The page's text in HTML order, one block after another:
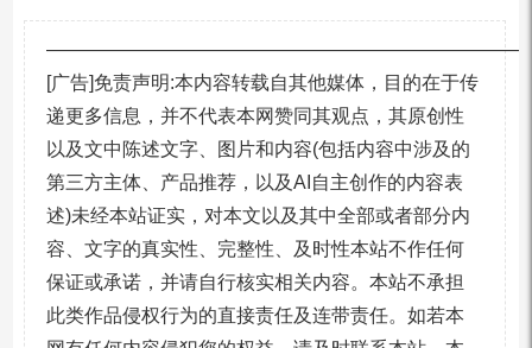
[广告]免责声明:本内容转载自其他媒体，目的在于传
递更多信息，并不代表本网赞同其观点，其原创性
以及文中陈述文字、图片和内容(包括内容中涉及的
第三方主体、产品推荐，以及AI自主创作的内容表
述)未经本站证实，对本文以及其中全部或者部分内
容、文字的真实性、完整性、及时性本站不作任何
保证或承诺，并请自行核实相关内容。本站不承担
此类作品侵权行为的直接责任及连带责任。如若本